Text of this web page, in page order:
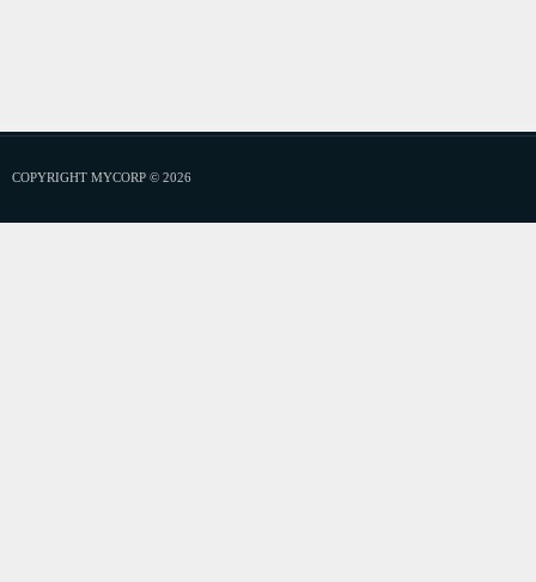
COPYRIGHT MYCORP © 2026